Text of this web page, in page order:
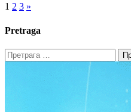
Пагинација
чланака
1 2 3 »
Pretraga
Претрага
за: